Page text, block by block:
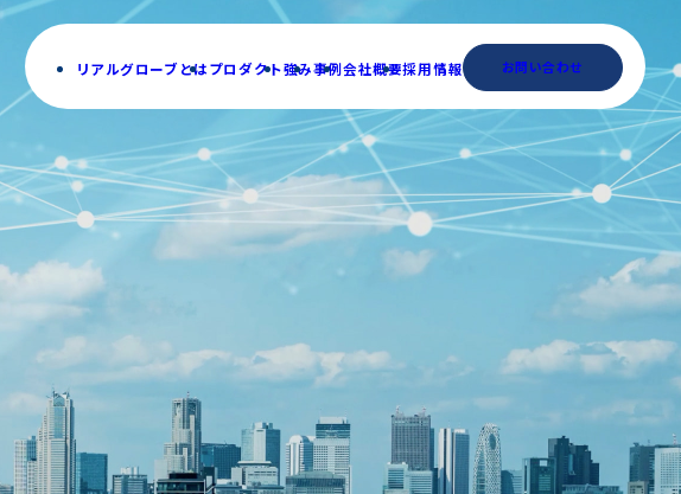
リアルグローブとはプロダクト強み事例会社概要採用情報 お問い合わせ